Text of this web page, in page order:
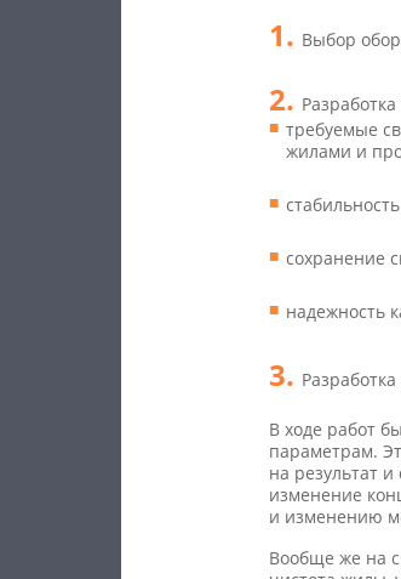
Выбор
требуемые
жилами и
сохранение
надежность
В ходе работ
параметрам.
на результат
изменение
и изменению
Вообще же на